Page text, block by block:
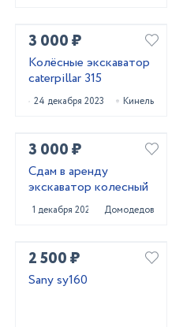
3 000 ₽
Колёсные экскаватор
caterpillar 315
24 декабря 2023 Кинель
3 000 ₽
Сдам в аренду
экскаватор колесный
1 декабря 2023 Домодедово
2 500 ₽
Sany sy160